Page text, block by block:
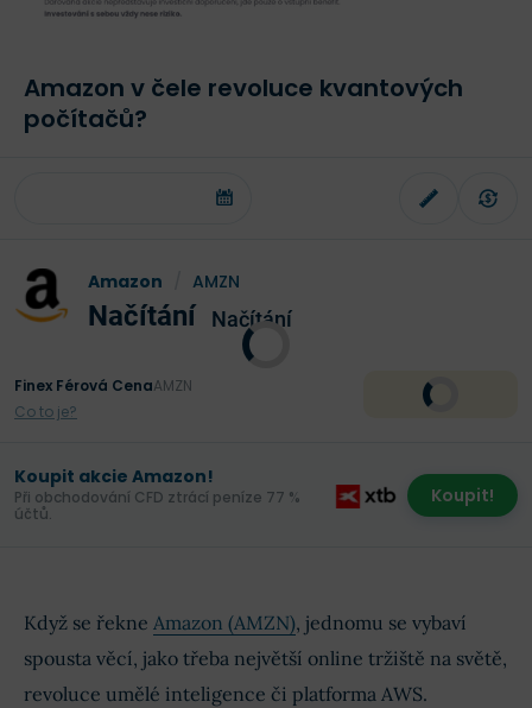
Amazon v čele revoluce kvantových
počítačů?
Amazon AMZN
Načítání Načítání
Finex Férová CenaAMZN
Co to je?
Koupit akcie Amazon!
Při obchodování CFD ztrácí peníze 77 %
účtů.
Koupit!
Když se řekne Amazon (AMZN), jednomu se vybaví
spousta věcí, jako třeba největší online tržiště na světě,
revoluce umělé inteligence či platforma AWS.